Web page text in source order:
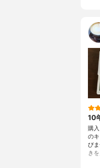
10
購
の
び
き